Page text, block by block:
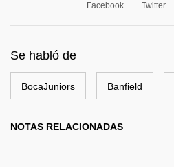
Facebook Twitter
Se habló de
BocaJuniors Banfield
NOTAS RELACIONADAS